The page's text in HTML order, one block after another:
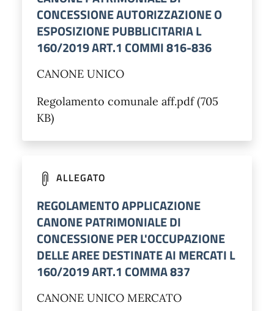
CONCESSIONE AUTORIZZAZIONE O
ESPOSIZIONE PUBBLICITARIA L
160/2019 ART.1 COMMI 816-836
CANONE UNICO
Regolamento comunale aff.pdf (705
KB)
ALLEGATO
REGOLAMENTO APPLICAZIONE
CANONE PATRIMONIALE DI
CONCESSIONE PER L'OCCUPAZIONE
DELLE AREE DESTINATE AI MERCATI L
160/2019 ART.1 COMMA 837
CANONE UNICO MERCATO